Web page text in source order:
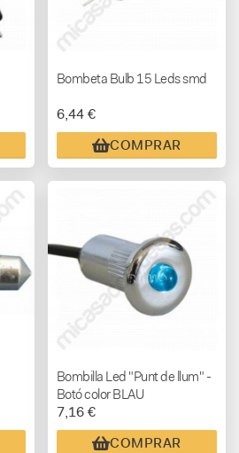
Bombeta Bulb 15 Leds smd
6,44 €
COMPRAR
Bombilla Led "Punt de llum" -
Botó color BLAU
7,16 €
COMPRAR